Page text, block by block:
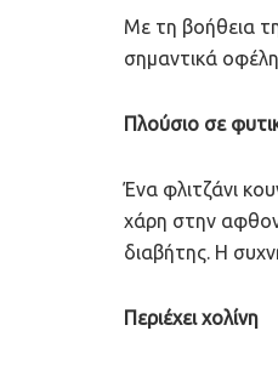
Με τη βοήθεια
σημαντικά
Πλούσιο σε
Ένα φλιτζάνι
χάρη στην
διαβήτης. Η
Περιέχει χολίνη